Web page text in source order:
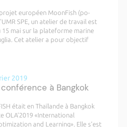
européen MoonFish (po-
SPE, un atelier de travail est
15 mai sur la plateforme marine
Cet atelier a pour objectif
2019
à Bangkok
était en Thaïlande à Bangkok
OLA’2019 «International
and Learning». Elle s’est